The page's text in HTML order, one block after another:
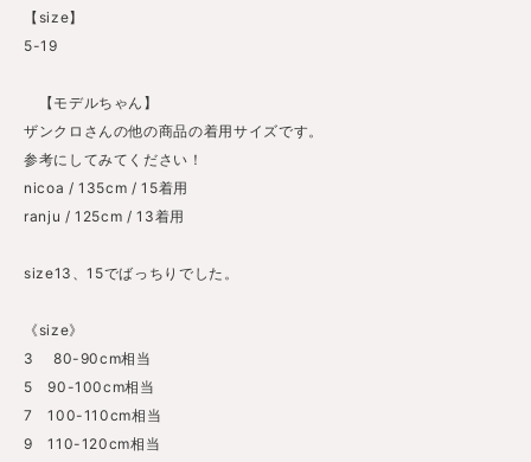
【size】
5-19
【モデルちゃん】
ザンクロさんの他の商品の着用サイズです。
参考にしてみてください！
nicoa / 135cm / 15着用
ranju / 125cm / 13着用
size13、15でばっちりでした。
《size》
3 80-90cm相当
5 90-100cm相当
7 100-110cm相当
9 110-120cm相当